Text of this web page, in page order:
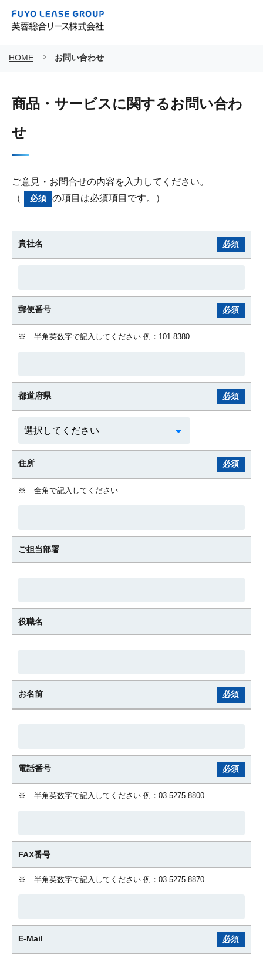
HOME お問い合わせ
商品・サービスに関するお問い合わ
せ
ご意見・お問合せの内容を入力してください。
（
必須 の項目は必須項目です。）
貴社名 必須
郵便番号 必須
※ 半角英数字で記入してください 例：101-8380
都道府県 必須
住所 必須
※ 全角で記入してください
ご担当部署
役職名
お名前 必須
電話番号 必須
※ 半角英数字で記入してください 例：03-5275-8800
FAX番号
※ 半角英数字で記入してください 例：03-5275-8870
E-Mail 必須